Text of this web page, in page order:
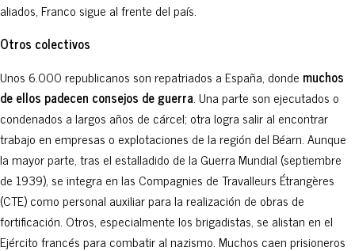
aliados, Franco sigue al frente del país.
Otros colectivos
Unos 6.000 republicanos son repatriados a España, donde muchos
de ellos padecen consejos de guerra. Una parte son ejecutados o
condenados a largos años de cárcel; otra logra salir al encontrar
trabajo en empresas o explotaciones de la región del Béarn. Aunque
la mayor parte, tras el estalladido de la Guerra Mundial (septiembre
de 1939), se integra en las Compagnies de Travalleurs Étrangères
(CTE) como personal auxiliar para la realización de obras de
fortificación. Otros, especialmente los brigadistas, se alistan en el
Ejército francés para combatir al nazismo. Muchos caen prisioneros